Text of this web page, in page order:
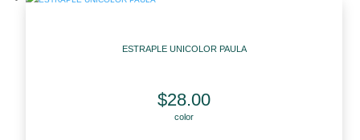
ESTRAPLE UNICOLOR PAULA
$28.00
color